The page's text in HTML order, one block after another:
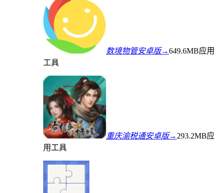
数境物管安卓版→649.6MB应用
工具
重庆渝税通安卓版→ 293.2MB应
用工具